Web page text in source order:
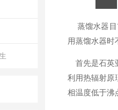
蒸馏水器
用蒸馏水器时
首先是石英
利用热辐射原
相温度低于沸点